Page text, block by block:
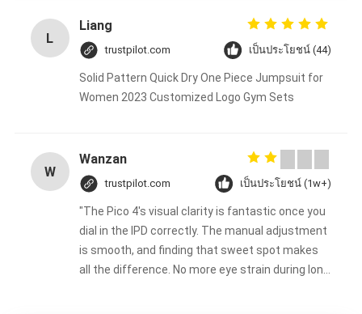
L
Liang
trustpilot.com เป็นประโยชน์ (44)
Solid Pattern Quick Dry One Piece Jumpsuit for
Women 2023 Customized Logo Gym Sets
W
Wanzan
trustpilot.com เป็นประโยชน์ (1w+)
"The Pico 4's visual clarity is fantastic once you
dial in the IPD correctly. The manual adjustment
is smooth, and finding that sweet spot makes
all the difference. No more eye strain during long